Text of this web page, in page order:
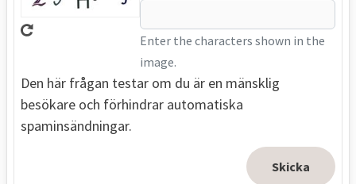
Enter the characters shown in the
image.
Den här frågan testar om du är en mänsklig
besökare och förhindrar automatiska
spaminsändningar.